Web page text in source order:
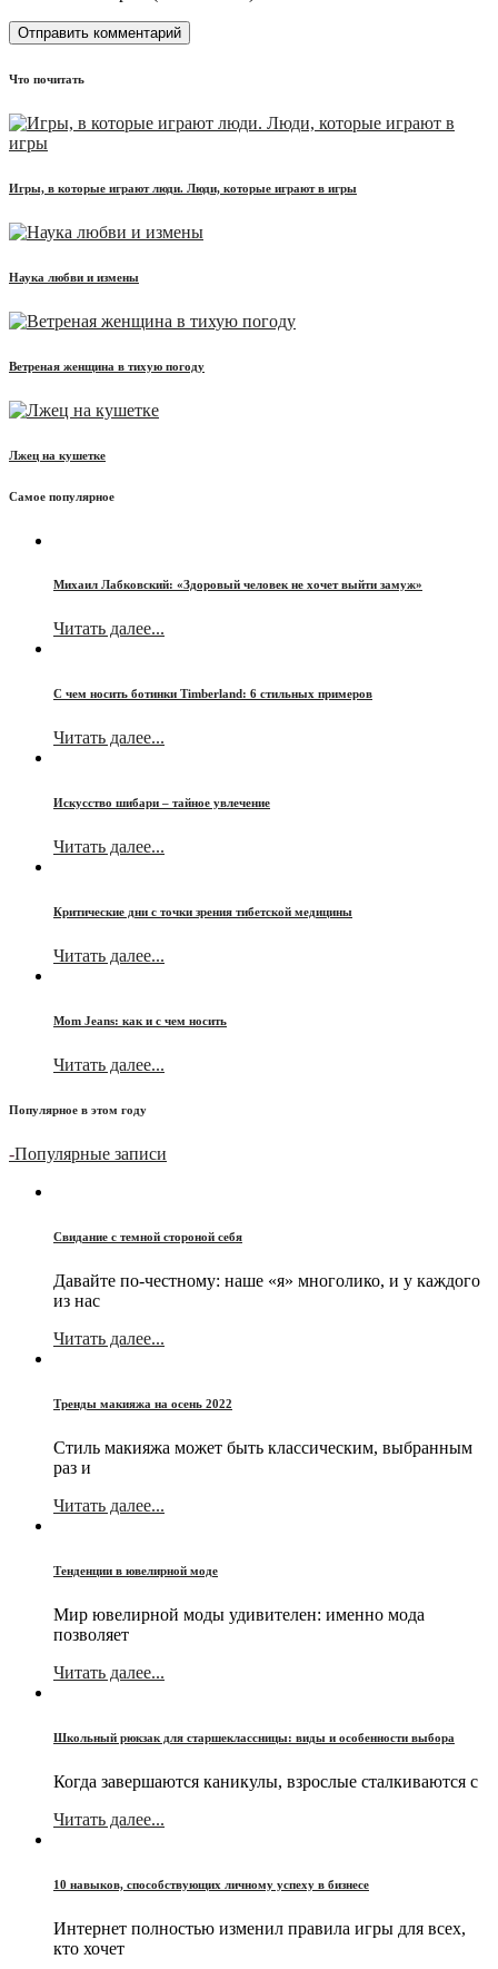
Что почитать
Игры, в которые играют люди. Люди, которые играют в игры
Наука любви и измены
Ветреная женщина в тихую погоду
Лжец на кушетке
Самое популярное
Михаил Лабковский: «Здоровый человек не хочет выйти замуж»
Читать далее...
С чем носить ботинки Timberland: 6 стильных примеров
Читать далее...
Искусство шибари – тайное увлечение
Читать далее...
Критические дни с точки зрения тибетской медицины
Читать далее...
Mom Jeans: как и с чем носить
Читать далее...
Популярное в этом году
-Популярные записи
Свидание с темной стороной себя
Давайте по-честному: наше «я» многолико, и у каждого
из нас
Читать далее...
Тренды макияжа на осень 2022
Стиль макияжа может быть классическим, выбранным
раз и
Читать далее...
Тенденции в ювелирной моде
Мир ювелирной моды удивителен: именно мода
позволяет
Читать далее...
Школьный рюкзак для старшеклассницы: виды и особенности выбора
Когда завершаются каникулы, взрослые сталкиваются с
Читать далее...
10 навыков, способствующих личному успеху в бизнесе
Интернет полностью изменил правила игры для всех,
кто хочет